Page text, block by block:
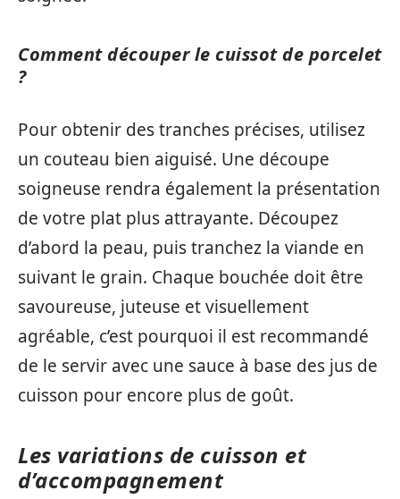
Comment découper le cuissot de porcelet
?
Pour obtenir des tranches précises, utilisez
un couteau bien aiguisé. Une découpe
soigneuse rendra également la présentation
de votre plat plus attrayante. Découpez
d’abord la peau, puis tranchez la viande en
suivant le grain. Chaque bouchée doit être
savoureuse, juteuse et visuellement
agréable, c’est pourquoi il est recommandé
de le servir avec une sauce à base des jus de
cuisson pour encore plus de goût.
Les variations de cuisson et
d’accompagnement